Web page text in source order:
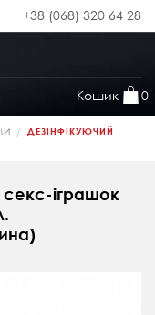
+38 (068) 320 64 28
Кошик 0
ДЕЗІНФІКУЮЧИЙ
іграшок